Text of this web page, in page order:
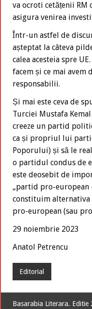
va ocroti cetățenii RM
asigura venirea
Într-un astfel de
așteptat la câteva
calea acesteia spre
facem și ce mai
responsabilii.
Și mai este ceva de
Turciei Mustafa
creeze un partid
ca și propriul lui
Poporului) și să le
o partidul condus de
este deosebit de
„partid pro-
constituim
pro-european (sau
29 noiembrie 2023
Anatol Petrencu
Editorial
Basarabia Literara. Editie